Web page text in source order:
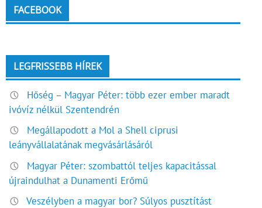
FACEBOOK
LEGFRISSEBB HÍREK
Hőség – Magyar Péter: több ezer ember maradt
ivóvíz nélkül Szentendrén
Megállapodott a Mol a Shell ciprusi
leányvállalatának megvásárlásáról
Magyar Péter: szombattól teljes kapacitással
újraindulhat a Dunamenti Erőmű
Veszélyben a magyar bor? Súlyos pusztítást